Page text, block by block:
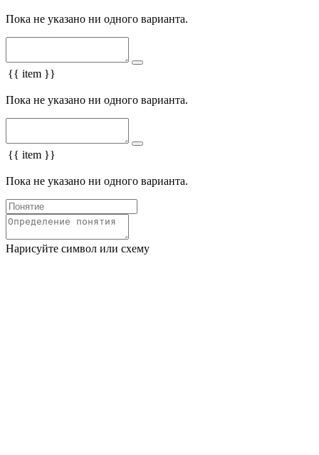
Пока не указано ни одного варианта.
{{ item }}
Пока не указано ни одного варианта.
{{ item }}
Пока не указано ни одного варианта.
Нарисуйте символ или схему